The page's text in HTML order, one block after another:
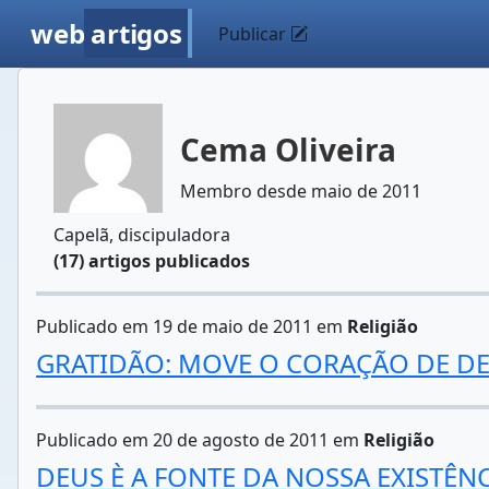
web artigos Publicar
Cema Oliveira
Membro desde maio de 2011
Capelã, discipuladora
(17) artigos publicados
Publicado em 19 de maio de 2011 em Religião
GRATIDÃO: MOVE O CORAÇÃO DE
Publicado em 20 de agosto de 2011 em Religião
DEUS È A FONTE DA NOSSA